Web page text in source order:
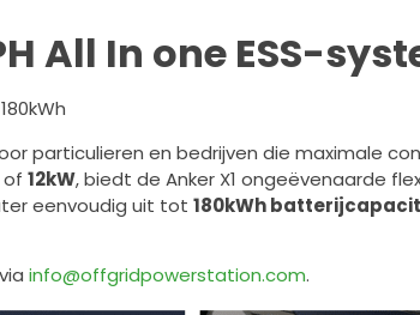
All In one ESS-
particulieren en bedrijven die maximale
of 12kW, biedt de Anker X1 ongeëvenaarde
eenvoudig uit tot 180kWh
info@offgridpowerstation.com.